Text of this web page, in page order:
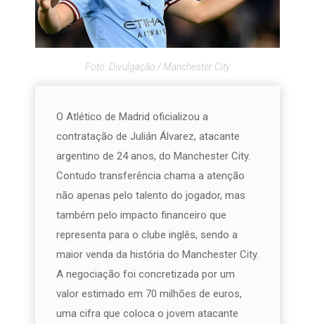
Foto: Divulgação / Manchester City
O Atlético de Madrid oficializou a
contratação de Julián Álvarez, atacante
argentino de 24 anos, do Manchester City.
Contudo transferência chama a atenção
não apenas pelo talento do jogador, mas
também pelo impacto financeiro que
representa para o clube inglês, sendo a
maior venda da história do Manchester City.
A negociação foi concretizada por um
valor estimado em 70 milhões de euros,
uma cifra que coloca o jovem atacante